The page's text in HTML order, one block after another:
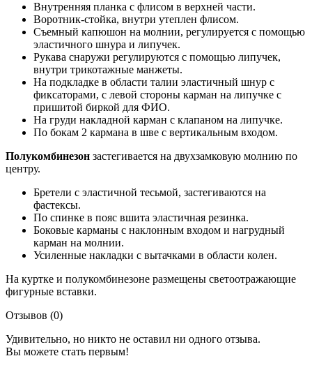
Внутренняя планка с флисом в верхней части.
Воротник-стойка, внутри утеплен флисом.
Съемный капюшон на молнии, регулируется с помощью
эластичного шнура и липучек.
Рукава снаружи регулируются с помощью липучек,
внутри трикотажные манжеты.
На подкладке в области талии эластичный шнур с
фиксаторами, с левой стороны карман на липучке с
пришитой биркой для ФИО.
На груди накладной карман с клапаном на липучке.
По бокам 2 кармана в шве с вертикальным входом.
Полукомбинезон застегивается на двухзамковую молнию по
центру.
Бретели с эластичной тесьмой, застегиваются на
фастексы.
По спинке в пояс вшита эластичная резинка.
Боковые карманы с наклонным входом и нагрудный
карман на молнии.
Усиленные накладки с вытачками в области колен.
На куртке и полукомбинезоне размещены светоотражающие
фигурные вставки.
Отзывов (0)
Удивительно, но никто не оставил ни одного отзыва.
Вы можете стать первым!